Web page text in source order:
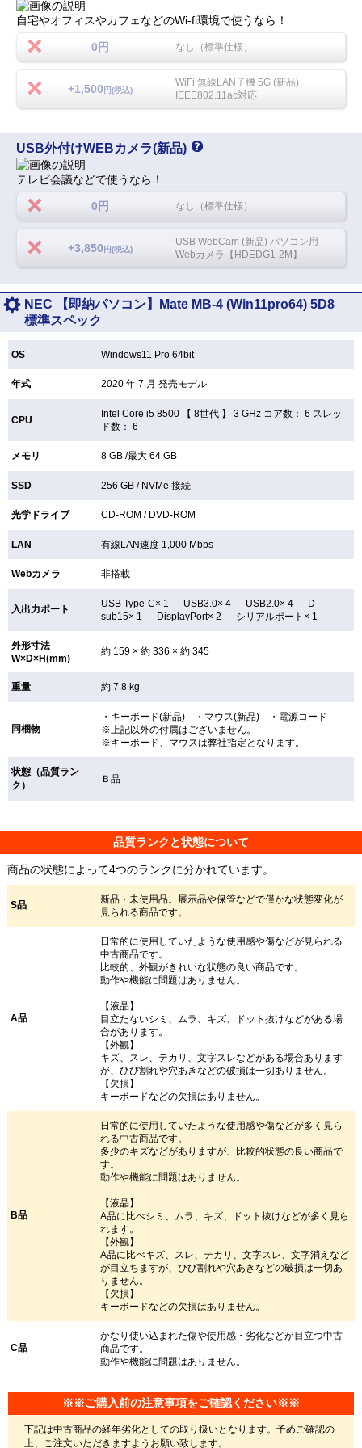
自宅やオフィスやカフェなどのWi-fi環境で使うなら！
0円 なし（標準仕様）
+1,500 円(税込)
WiFi 無線LAN子機 5G (新品)
IEEE802.11ac対応
USB外付けWEBカメラ(新品)
テレビ会議などで使うなら！
0円 なし（標準仕様）
+3,850 円(税込)
USB WebCam (新品) パソコン用
Webカメラ【HDEDG1-2M】
NEC 【即納パソコン】Mate MB-4 (Win11pro64) 5D8
標準スペック
OS Windows11 Pro 64bit
年式 2020 年 7 月 発売モデル
CPU
Intel Core i5 8500 【8世代 】 3 GHz コア数： 6 スレッ
ド数： 6
メモリ 8 GB /最大 64 GB
SSD 256 GB / NVMe 接続
光学ドライブ CD-ROM / DVD-ROM
LAN 有線LAN速度 1,000 Mbps
Webカメラ 非搭載
入出力ポート
USB Type-C× 1 USB3.0× 4 USB2.0× 4 D-
sub15× 1 DisplayPort× 2 シリアルポート× 1
外形寸法
W×D×H(mm)
約 159 × 約 336 × 約 345
重量 約 7.8 kg
同梱物
・キーボード(新品) ・マウス(新品) ・電源コード
※上記以外の付属はございません。
※キーボード、マウスは弊社指定となります。
状態（品質ラン
ク）
Ｂ品
品質ランクと状態について
商品の状態によって4つのランクに分かれています。
S品
新品・未使用品。展示品や保管などで僅かな状態変化が
見られる商品です。
A品
日常的に使用していたような使用感や傷などが見られる
中古商品です。
比較的、外観がきれいな状態の良い商品です。
動作や機能に問題はありません。
【液晶】
目立たないシミ、ムラ、キズ、ドット抜けなどがある場
合があります。
【外観】
キズ、スレ、テカリ、文字スレなどがある場合あります
が、ひび割れや穴あきなどの破損は一切ありません。
【欠損】
キーボードなどの欠損はありません。
B品
日常的に使用していたような使用感や傷などが多く見ら
れる中古商品です。
多少のキズなどがありますが、比較的状態の良い商品で
す。
動作や機能に問題はありません。
【液晶】
A品に比べシミ、ムラ、キズ、ドット抜けなどが多く見ら
れます。
【外観】
A品に比べキズ、スレ、テカリ、文字スレ、文字消えなど
が目立ちますが、ひび割れや穴あきなどの破損は一切あ
りません。
【欠損】
キーボードなどの欠損はありません。
C品
かなり使い込まれた傷や使用感・劣化などが目立つ中古
商品です。
動作や機能に問題はありません。
※※ご購入前の注意事項をご確認ください※※
下記は中古商品の経年劣化としての取り扱いとなります。予めご確認の
上、ご注文いただきますようお願い致します。